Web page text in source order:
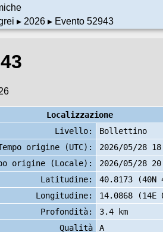
▸ 2026▸ Evento 52943
Localizzazione
Livello:
Bollettino
origine (UTC):
2026/05/28
origine (Locale):
2026/05/28
Latitudine:
40.8173 (40N
Longitudine:
14.0868 (14E
Profondità:
3.4 km
Qualità
A